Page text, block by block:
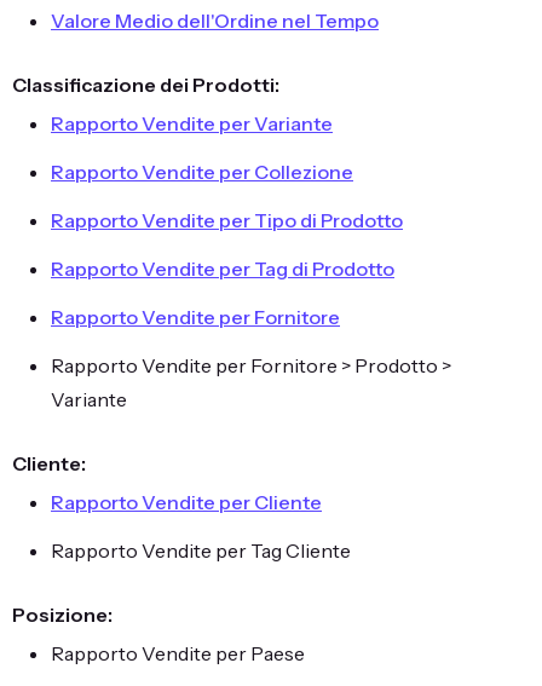
Valore Medio dell'Ordine nel Tempo
Classificazione dei Prodotti:
Rapporto Vendite per Variante
Rapporto Vendite per Collezione
Rapporto Vendite per Tipo di Prodotto
Rapporto Vendite per Tag di Prodotto
Rapporto Vendite per Fornitore
Rapporto Vendite per Fornitore > Prodotto >
Variante
Cliente:
Rapporto Vendite per Cliente
Rapporto Vendite per Tag Cliente
Posizione:
Rapporto Vendite per Paese